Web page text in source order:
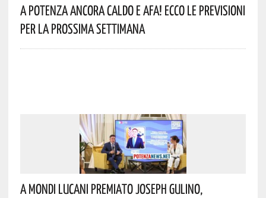
A Potenza Ancora Caldo E Afa! Ecco Le Previsioni
Per La Prossima Settimana
A Mondi Lucani Premiato Joseph Gulino,